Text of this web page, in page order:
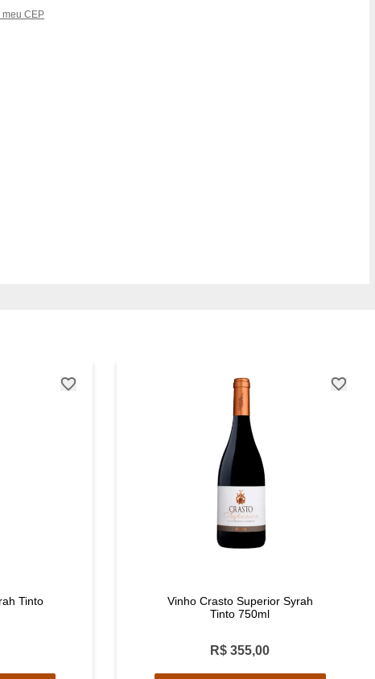
meu CEP
Tinto
Vinho Crasto Superior Syrah
Tinto 750ml
R$ 355,00